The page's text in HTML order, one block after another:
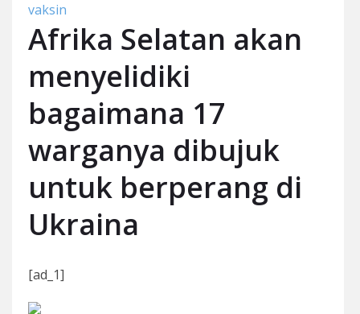
vaksin
Afrika Selatan akan
menyelidiki
bagaimana 17
warganya dibujuk
untuk berperang di
Ukraina
[ad_1]